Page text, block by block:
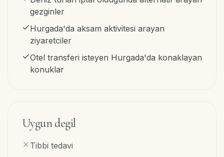
gezginler
Hurgada'da aksam aktivitesi arayan
ziyaretciler
Otel transferi isteyen Hurgada'da konaklayan
konuklar
Uygun degil
Tibbi tedavi